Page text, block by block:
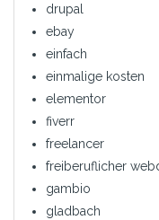
drupal
ebay
einfach
einmalige kosten
elementor
fiverr
freelancer
freiberuflicher
gambio
gladbach